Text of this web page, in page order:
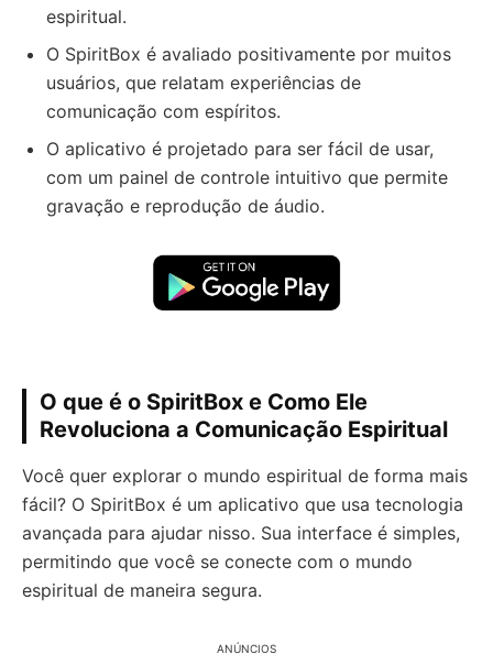
espiritual.
O SpiritBox é avaliado positivamente por muitos
usuários, que relatam experiências de
comunicação com espíritos.
O aplicativo é projetado para ser fácil de usar,
com um painel de controle intuitivo que permite
gravação e reprodução de áudio.
O que é o SpiritBox e Como Ele
Revoluciona a Comunicação Espiritual
Você quer explorar o mundo espiritual de forma mais
fácil? O SpiritBox é um aplicativo que usa tecnologia
avançada para ajudar nisso. Sua interface é simples,
permitindo que você se conecte com o mundo
espiritual de maneira segura.
ANÚNCIOS